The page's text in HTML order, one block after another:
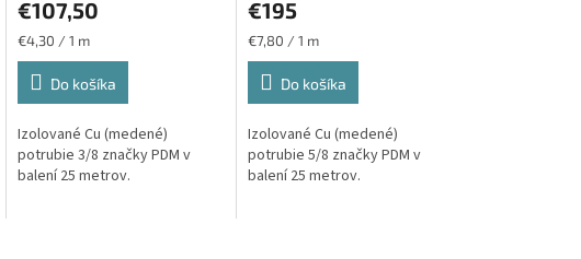
€107,50
Jednotková
cena:
€4,30 / 1 m
Do košíka
Izolované Cu (medené)
potrubie 3/8 značky PDM v
balení 25 metrov.
€195
Jednotková
cena:
€7,80 / 1 m
Do košíka
Izolované Cu (medené)
potrubie 5/8 značky PDM v
balení 25 metrov.